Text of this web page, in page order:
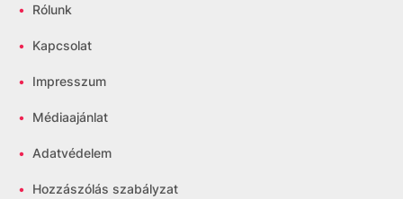
• Rólunk
• Kapcsolat
• Impresszum
• Médiaajánlat
• Adatvédelem
• Hozzászólás szabályzat